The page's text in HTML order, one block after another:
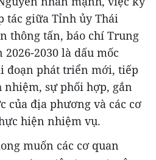
tác giữa Tỉnh ủy Thái
thông tấn, báo chí Trung
2030 là dấu mốc
đoạn phát triển mới, tiếp
sự phối hợp, gắn
của địa phương và các cơ
hiện nhiệm vụ.
muốn các cơ quan